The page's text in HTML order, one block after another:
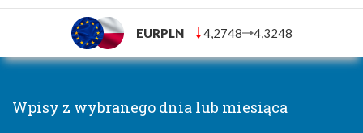
EURPLN 4,2748 4,3248
Wpisy z wybranego dnia lub miesiąca